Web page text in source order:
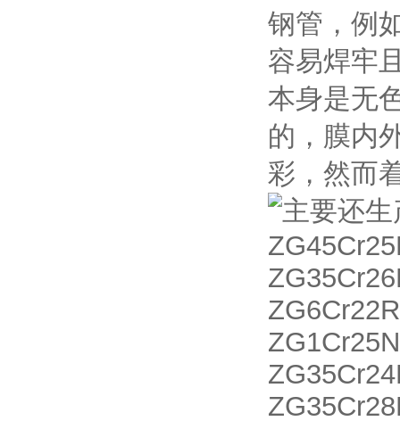
钢管，例
容易焊牢
本身是无
的，膜内
彩，然而
主要还